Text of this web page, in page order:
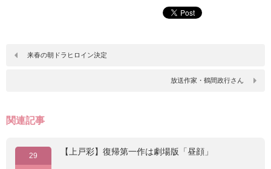
来春の朝ドラヒロイン決定
放送作家・鶴間政行さん
関連記事
29 【上戸彩】復帰第一作は劇場版「昼顔」